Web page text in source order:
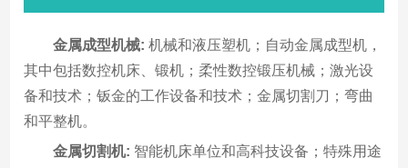
金属成型机械: 机械和液压塑机；自动金属成型机，
其中包括数控机床、锻机；柔性数控锻压机械；激光设
备和技术；钣金的工作设备和技术；金属切割刀；弯曲
和平整机。
金属切割机: 智能机床单位和高科技设备；特殊用途